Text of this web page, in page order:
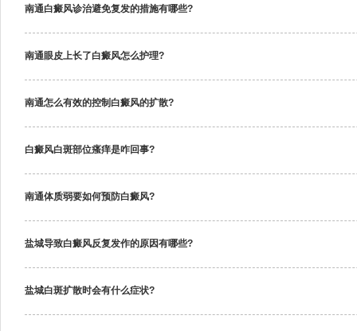
南通白癜风诊治避免复发的措施有哪些?
南通眼皮上长了白癜风怎么护理?
南通怎么有效的控制白癜风的扩散?
白癜风白斑部位瘙痒是咋回事?
南通体质弱要如何预防白癜风?
盐城导致白癜风反复发作的原因有哪些?
盐城白斑扩散时会有什么症状?